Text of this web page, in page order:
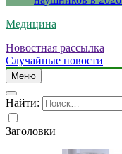
Медицина
Новостная рассылка
Случайные новости
Меню
Найти:
Заголовки